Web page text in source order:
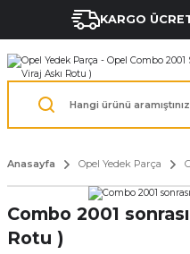
KARGO
Anasayfa Opel Yedek Parça
Combo 2001
Rotu )